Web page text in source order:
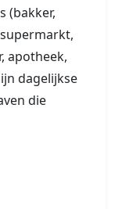
(bakker,
apotheek,
dagelijkse
die